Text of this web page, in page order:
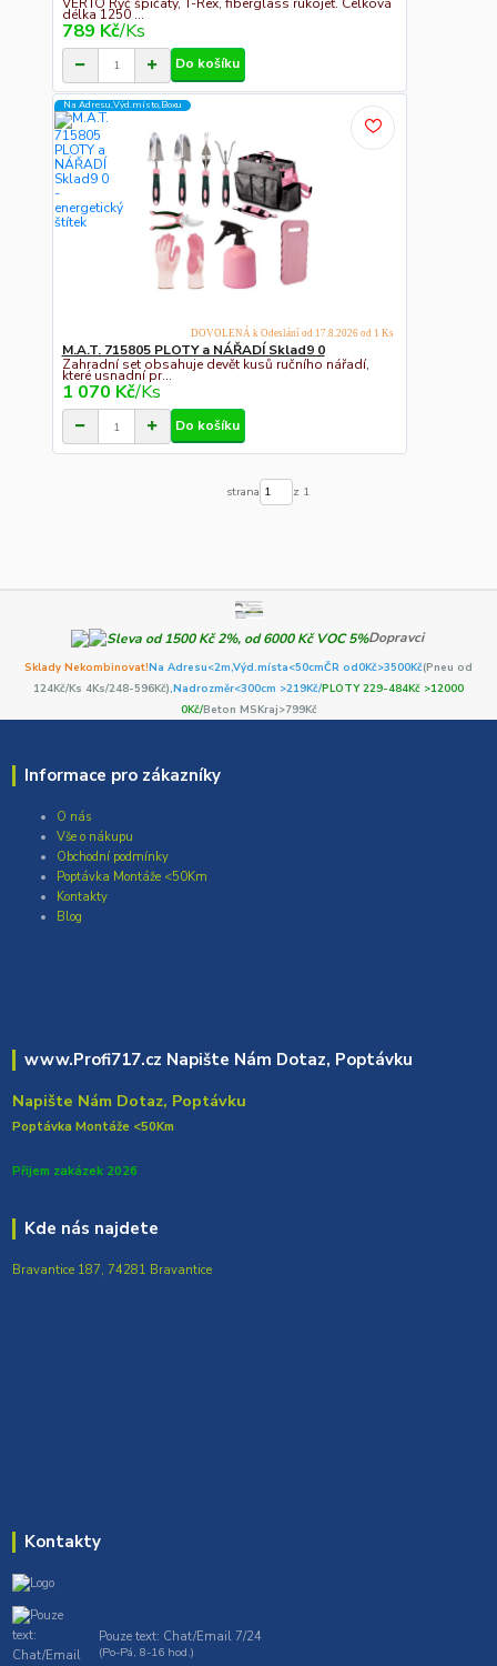
VERTO Rýč špičatý, T-Rex, fiberglass rukojeť. Celková
délka 1250 ...
789 Kč/Ks
Do košíku
Na Adresu,Výd.místo,Boxu
M.A.T. 715805 PLOTY a NÁŘADÍ Sklad9 0
Zahradní set obsahuje devět kusů ručního nářadí,
které usnadní pr...
1 070 Kč/Ks
DOVOLENÁ k Odeslání od 17.8.2026 od 1 Ks
Do košíku
strana z 1
Dopravci
Sklady Nekombinovat!Na Adresu<2m,Výd.místa<50cmČR od0Kč>3500Kč(Pneu od
124Kč/Ks 4Ks/248-596Kč),Nadrozměr<300cm >219Kč/PLOTY 229-484Kč >12000
0Kč/Beton MSKraj>799Kč
Informace pro zákazníky
O nás
Vše o nákupu
Obchodní podmínky
Poptávka Montáže <50Km
Kontakty
Blog
www.Profi717.cz Napište Nám Dotaz, Poptávku
Napište Nám Dotaz, Poptávku
Poptávka Montáže <50Km
Přijem zakázek 2026
Kde nás najdete
Bravantice 187, 74281 Bravantice
Kontakty
Pouze text: Chat/Email 7/24
(Po-Pá, 8-16 hod.)